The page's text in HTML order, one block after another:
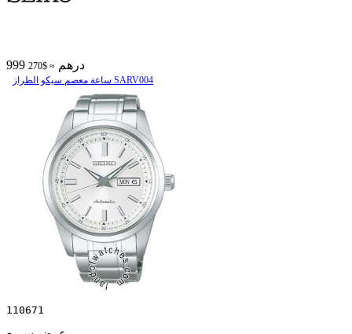
999 درهم ≈ $270
ساعة معصم سیکو الطراز SARV004
110671